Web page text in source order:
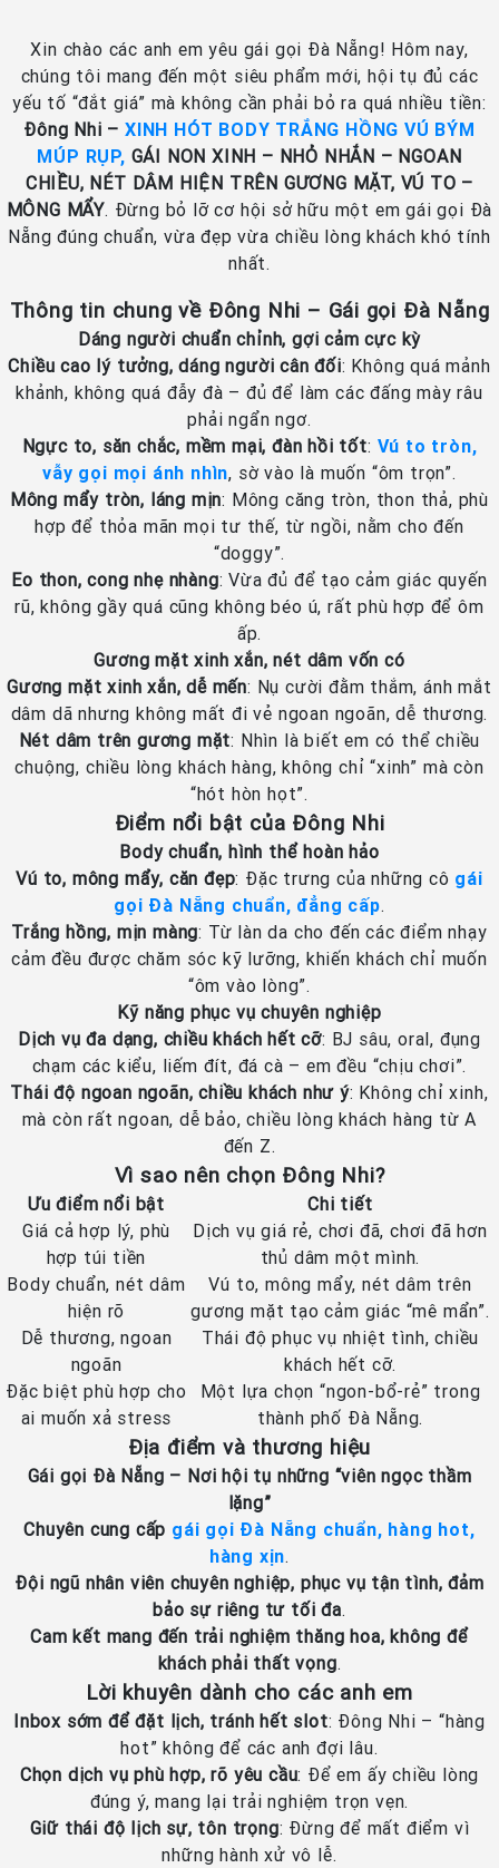
Xin chào các anh em yêu gái gọi Đà Nẵng! Hôm nay,
chúng tôi mang đến một siêu phẩm mới, hội tụ đủ các
yếu tố “đắt giá” mà không cần phải bỏ ra quá nhiều tiền:
Đông Nhi – XINH HÓT BODY TRẮNG HỒNG VÚ BÝM
MÚP RỤP, GÁI NON XINH – NHỎ NHẮN – NGOAN
CHIỀU, NÉT DÂM HIỆN TRÊN GƯƠNG MẶT, VÚ TO –
MÔNG MẨY. Đừng bỏ lỡ cơ hội sở hữu một em gái gọi Đà
Nẵng đúng chuẩn, vừa đẹp vừa chiều lòng khách khó tính
nhất.
Thông tin chung về Đông Nhi – Gái gọi Đà Nẵng
Dáng người chuẩn chỉnh, gợi cảm cực kỳ
Chiều cao lý tưởng, dáng người cân đối: Không quá mảnh
khảnh, không quá đẫy đà – đủ để làm các đấng mày râu
phải ngẩn ngơ.
Ngực to, săn chắc, mềm mại, đàn hồi tốt: Vú to tròn,
vẫy gọi mọi ánh nhìn, sờ vào là muốn “ôm trọn”.
Mông mẩy tròn, láng mịn: Mông căng tròn, thon thả, phù
hợp để thỏa mãn mọi tư thế, từ ngồi, nằm cho đến
“doggy”.
Eo thon, cong nhẹ nhàng: Vừa đủ để tạo cảm giác quyến
rũ, không gầy quá cũng không béo ú, rất phù hợp để ôm
ấp.
Gương mặt xinh xắn, nét dâm vốn có
Gương mặt xinh xắn, dễ mến: Nụ cười đằm thắm, ánh mắt
dâm dã nhưng không mất đi vẻ ngoan ngoãn, dễ thương.
Nét dâm trên gương mặt: Nhìn là biết em có thể chiều
chuộng, chiều lòng khách hàng, không chỉ “xinh” mà còn
“hót hòn họt”.
Điểm nổi bật của Đông Nhi
Body chuẩn, hình thể hoàn hảo
Vú to, mông mẩy, căn đẹp: Đặc trưng của những cô gái
gọi Đà Nẵng chuẩn, đẳng cấp.
Trắng hồng, mịn màng: Từ làn da cho đến các điểm nhạy
cảm đều được chăm sóc kỹ lưỡng, khiến khách chỉ muốn
“ôm vào lòng”.
Kỹ năng phục vụ chuyên nghiệp
Dịch vụ đa dạng, chiều khách hết cỡ: BJ sâu, oral, đụng
chạm các kiểu, liếm đít, đá cà – em đều “chịu chơi”.
Thái độ ngoan ngoãn, chiều khách như ý: Không chỉ xinh,
mà còn rất ngoan, dễ bảo, chiều lòng khách hàng từ A
đến Z.
Vì sao nên chọn Đông Nhi?
Ưu điểm nổi bật
Chi tiết
Giá cả hợp lý, phù
hợp túi tiền
Dịch vụ giá rẻ, chơi đã, chơi đã hơn
thủ dâm một mình.
Body chuẩn, nét dâm
hiện rõ
Vú to, mông mẩy, nét dâm trên
gương mặt tạo cảm giác “mê mẩn”.
Dễ thương, ngoan
ngoãn
Thái độ phục vụ nhiệt tình, chiều
khách hết cỡ.
Đặc biệt phù hợp cho
ai muốn xả stress
Một lựa chọn “ngon-bổ-rẻ” trong
thành phố Đà Nẵng.
Địa điểm và thương hiệu
Gái gọi Đà Nẵng – Nơi hội tụ những “viên ngọc thầm
lặng”
Chuyên cung cấp gái gọi Đà Nẵng chuẩn, hàng hot,
hàng xịn.
Đội ngũ nhân viên chuyên nghiệp, phục vụ tận tình, đảm
bảo sự riêng tư tối đa.
Cam kết mang đến trải nghiệm thăng hoa, không để
khách phải thất vọng.
Lời khuyên dành cho các anh em
Inbox sớm để đặt lịch, tránh hết slot: Đông Nhi – “hàng
hot” không để các anh đợi lâu.
Chọn dịch vụ phù hợp, rõ yêu cầu: Để em ấy chiều lòng
đúng ý, mang lại trải nghiệm trọn vẹn.
Giữ thái độ lịch sự, tôn trọng: Đừng để mất điểm vì
những hành xử vô lễ.